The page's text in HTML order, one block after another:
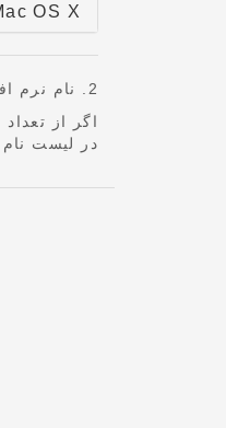
OS X
2. نام نرم افزاری که می خواهید نصب کنید را از لیست جدیدترین نرم افزار انتخاب کرده و سپس نصب کنید.
اگر از
در لیست